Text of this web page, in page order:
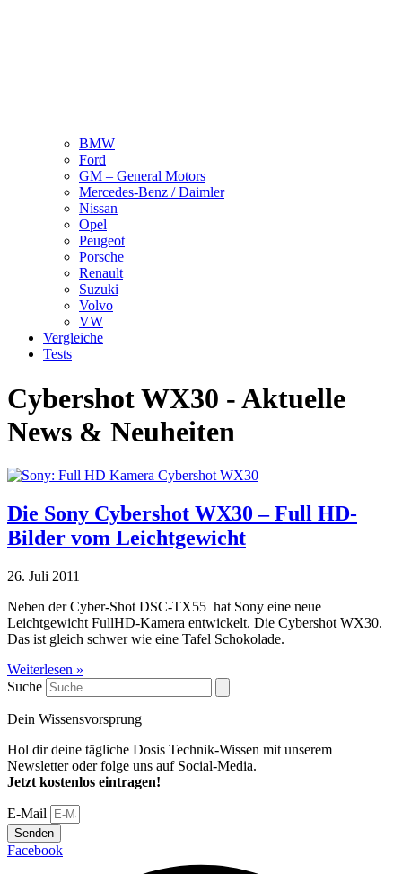
BMW
Ford
GM – General Motors
Mercedes-Benz / Daimler
Nissan
Opel
Peugeot
Porsche
Renault
Suzuki
Volvo
VW
Vergleiche
Tests
Cybershot WX30 - Aktuelle
News & Neuheiten
Die Sony Cybershot WX30 – Full HD-
Bilder vom Leichtgewicht
26. Juli 2011
Neben der Cyber-Shot DSC-TX55 hat Sony eine neue
Leichtgewicht FullHD-Kamera entwickelt. Die Cybershot WX30.
Das ist gleich schwer wie eine Tafel Schokolade.
Weiterlesen »
Suche
Dein Wissensvorsprung
Hol dir deine tägliche Dosis Technik-Wissen mit unserem
Newsletter oder folge uns auf Social-Media.
Jetzt kostenlos eintragen!
E-Mail
Senden
Facebook